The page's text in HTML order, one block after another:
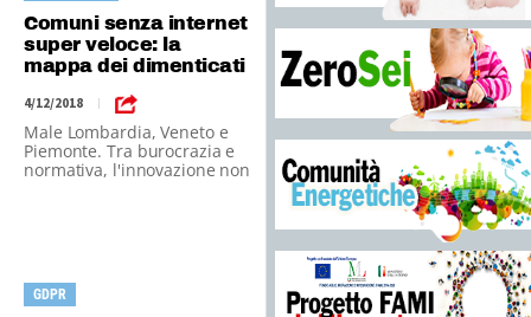
Comuni senza internet
super veloce: la
mappa dei dimenticati
4/12/2018 |
Male Lombardia, Veneto e
Piemonte. Tra burocrazia e
normativa, l'innovazione non
GDPR